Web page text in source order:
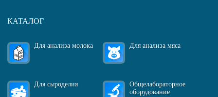
КАТАЛОГ
Для анализа молока Для анализа мяса
Для сыроделия
Общелабораторное
оборудование